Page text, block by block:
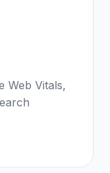
Web Vitals,